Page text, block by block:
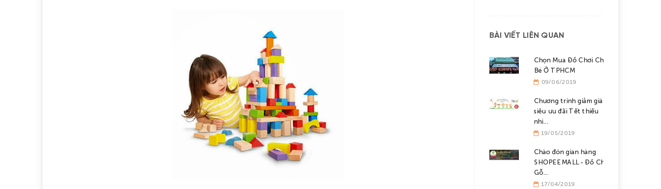
BÀI VIẾT LIÊN QUAN
Chọn Mua Đồ Chơi Cho
Bé Ở TPHCM
09/06/2019
Chương trinh giảm giá
siêu ưu đãi Tết thiếu
nhi...
19/05/2019
Chào đón gian hàng
SHOPEE MALL - Đồ Chơi
Gỗ...
17/04/2019